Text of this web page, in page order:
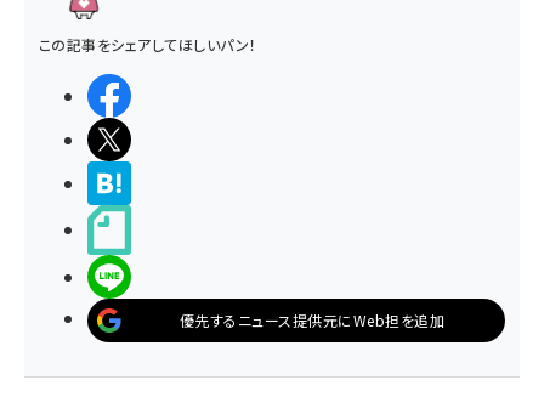
この記事をシェアしてほしいパン！
優先するニュース提供元にWeb担を追加